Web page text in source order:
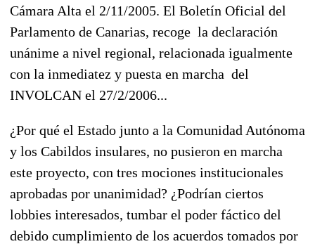
Cámara Alta el 2/11/2005. El Boletín Oficial del
Parlamento de Canarias, recoge la declaración
unánime a nivel regional, relacionada igualmente
con la inmediatez y puesta en marcha del
INVOLCAN el 27/2/2006...
¿Por qué el Estado junto a la Comunidad Autónoma
y los Cabildos insulares, no pusieron en marcha
este proyecto, con tres mociones institucionales
aprobadas por unanimidad? ¿Podrían ciertos
lobbies interesados, tumbar el poder fáctico del
debido cumplimiento de los acuerdos tomados por